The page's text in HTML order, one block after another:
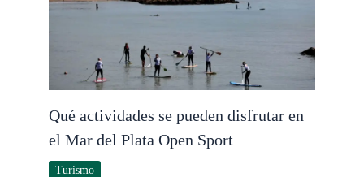
Qué actividades se pueden disfrutar en
el Mar del Plata Open Sport
Turismo